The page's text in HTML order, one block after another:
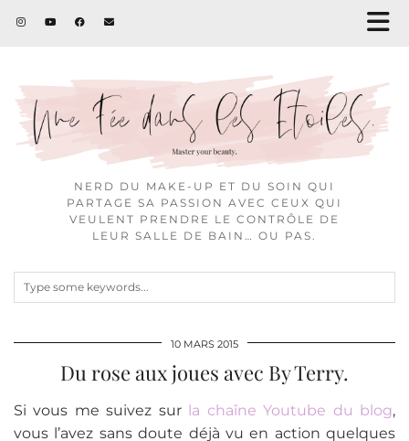
NERD DU MAKE-UP ET DU SOIN QUI
PARTAGE SA PASSION AVEC CEUX QUI
VEULENT PRENDRE LE CONTRÔLE DE
LEUR SALLE DE BAIN… OU PAS.
10 MARS 2015
Du rose aux joues avec By Terry.
Si vous me suivez sur la chaîne Youtube du blog,
vous l’avez sans doute déjà vu en action quelques